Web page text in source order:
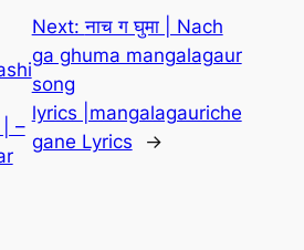
–
Next:नाच ग घुमा | Nach
ga ghuma mangalagaur
song
lyrics |mangalagauriche
gane Lyrics
→